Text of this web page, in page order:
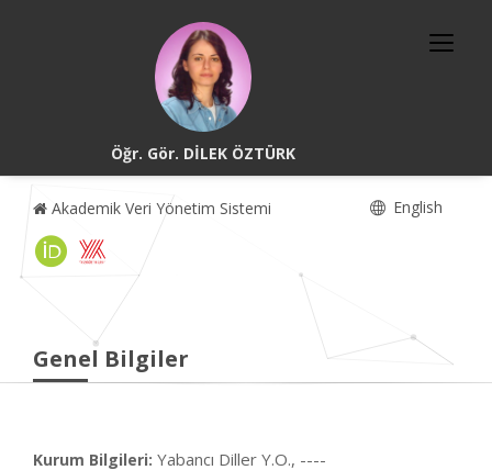
Öğr. Gör. DİLEK ÖZTÜRK
Akademik Veri Yönetim Sistemi English
Genel Bilgiler
Kurum Bilgileri: Yabancı Diller Y.O., ----